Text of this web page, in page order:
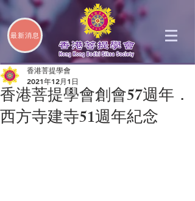
最新消息
香港菩提學會創會57週年．
西方寺建寺51週年紀念
香港菩提學會
2021年12月1日